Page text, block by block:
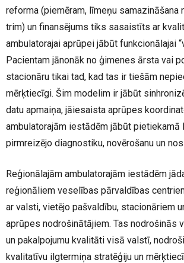
reforma (piemēram, līmeņu samazināšana
trim) un finansējums tiks sasaistīts ar
ambulatorajai aprūpei jābūt funkcionālajai
Pacientam jānonāk no ģimenes ārsta vai
stacionāru tikai tad, kad tas ir tiešām
mērķtiecīgi. Šim modelim ir jābūt
datu apmaiņa, jāiesaista aprūpes
ambulatorajām iestādēm jābūt pietiekamā
pirmreizējo diagnostiku, novērošanu un
Reģionālajām ambulatorajām iestādēm
reģionāliem veselības pārvaldības
ar valsti, vietējo pašvaldību, stacionāriem
aprūpes nodrošinātājiem. Tas nodrošinās
un pakalpojumu kvalitāti visā valstī,
kvalitatīvu ilgtermiņa stratēģiju un